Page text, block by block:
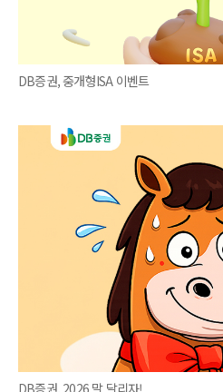
DB증권, 중개형ISA 이벤트
DB증권, 2026 말 달리자!